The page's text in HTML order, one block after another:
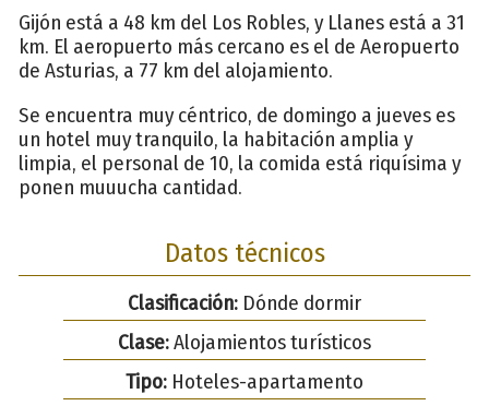
Gijón está a 48 km del Los Robles, y Llanes está a 31
km. El aeropuerto más cercano es el de Aeropuerto
de Asturias, a 77 km del alojamiento.
Se encuentra muy céntrico, de domingo a jueves es
un hotel muy tranquilo, la habitación amplia y
limpia, el personal de 10, la comida está riquísima y
ponen muuucha cantidad.
Datos técnicos
Clasificación: Dónde dormir
Clase:Alojamientos turísticos
Tipo: Hoteles-apartamento